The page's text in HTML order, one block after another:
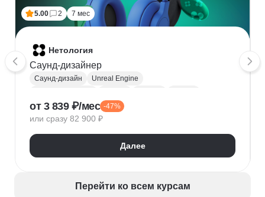
5.00 2 7 мес
Нетология
Саунд-дизайнер
Саунд-дизайн
Unreal Engine
Wwise
Монтаж
Мастеринг и сведение
Звукозапись
от 3 839 ₽/мес -47%
или сразу 82 900 ₽
Далее
Перейти ко всем курсам